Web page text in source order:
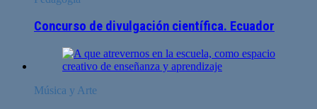
Concurso de divulgación científica. Ecuador
Música y Arte